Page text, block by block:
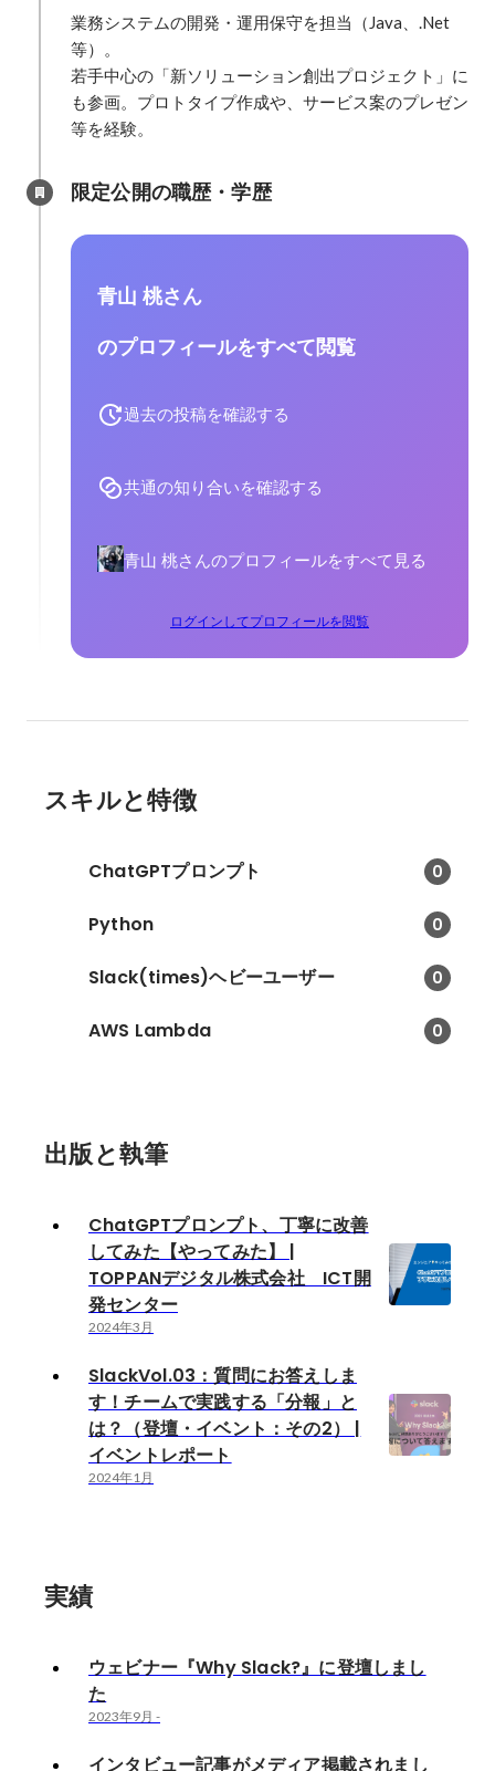
業務システムの開発・運用保守を担当（Java、.Net
等）。
若手中心の「新ソリューション創出プロジェクト」に
も参画。プロトタイプ作成や、サービス案のプレゼン
等を経験。
限定公開の職歴・学歴
青山 桃さん
のプロフィールをすべて閲覧
過去の投稿を確認する
共通の知り合いを確認する
青山 桃さんのプロフィールをすべて見る
ログインしてプロフィールを閲覧
スキルと特徴
ChatGPTプロンプト 0
Python 0
Slack(times)ヘビーユーザー 0
AWS Lambda 0
出版と執筆
ChatGPTプロンプト、丁寧に改善
してみた【やってみた】 |
TOPPANデジタル株式会社 ICT開
発センター
2024年3月
SlackVol.03：質問にお答えしま
す！チームで実践する「分報」と
は？（登壇・イベント：その2） |
イベントレポート
2024年1月
実績
ウェビナー『Why Slack?』に登壇しまし
た
2023年9月 -
インタビュー記事がメディア掲載されまし